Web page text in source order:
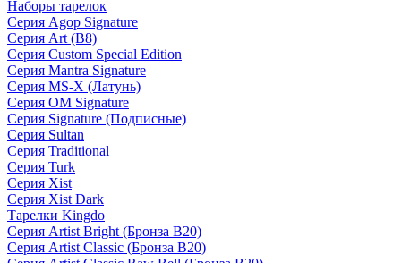
Наборы тарелок
Серия Agop Signature
Серия Art (B8)
Серия Custom Special Edition
Серия Mantra Signature
Серия MS-X (Латунь)
Серия OM Signature
Серия Signature (Подписные)
Серия Sultan
Серия Traditional
Серия Turk
Серия Xist
Серия Xist Dark
Тарелки Kingdo
Серия Artist Bright (Бронза B20)
Серия Artist Classic (Бронза B20)